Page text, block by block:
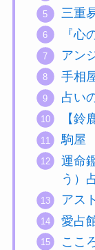
三重
『心
アン
手相
占い
【鈴
駒屋
運命
う）
アス
愛占
ここ